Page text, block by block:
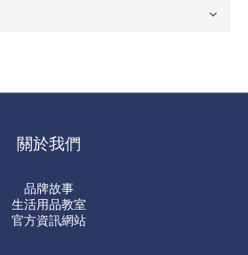
關於我們
品牌故事
生活用品教室
官方資訊網站